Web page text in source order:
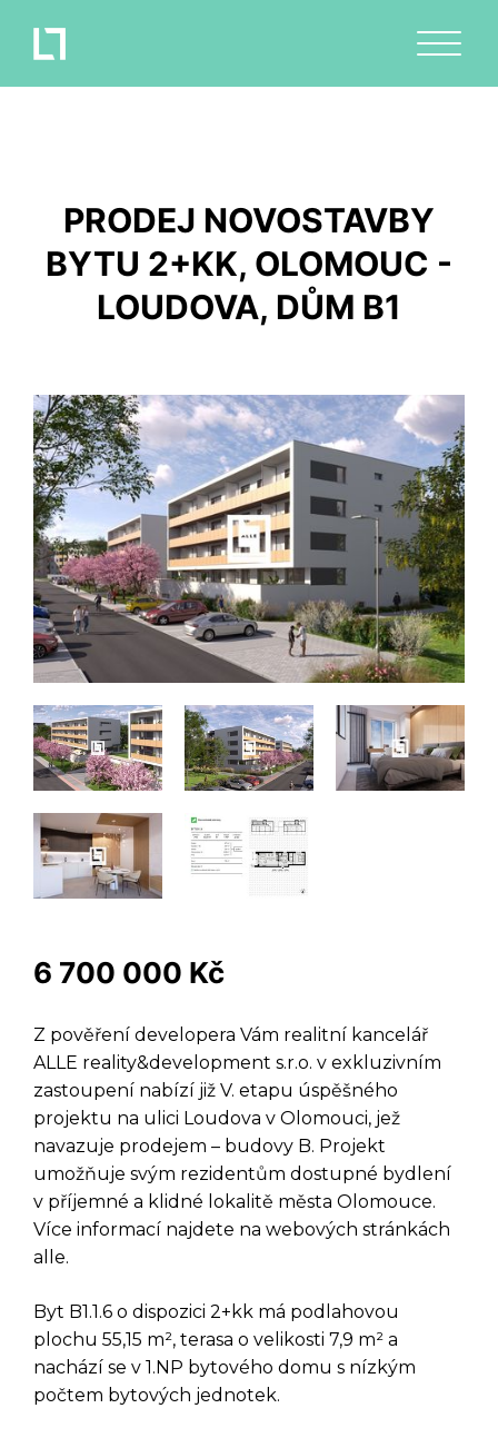
PRODEJ NOVOSTAVBY
BYTU 2+KK, OLOMOUC -
LOUDOVA, DŮM B1
6 700 000 Kč
Z pověření developera Vám realitní kancelář
ALLE reality&development s.r.o. v exkluzivním
zastoupení nabízí již V. etapu úspěšného
projektu na ulici Loudova v Olomouci, jež
navazuje prodejem – budovy B. Projekt
umožňuje svým rezidentům dostupné bydlení
v příjemné a klidné lokalitě města Olomouce.
Více informací najdete na webových stránkách
alle.
Byt B1.1.6 o dispozici 2+kk má podlahovou
plochu 55,15 m², terasa o velikosti 7,9 m² a
nachází se v 1.NP bytového domu s nízkým
počtem bytových jednotek.